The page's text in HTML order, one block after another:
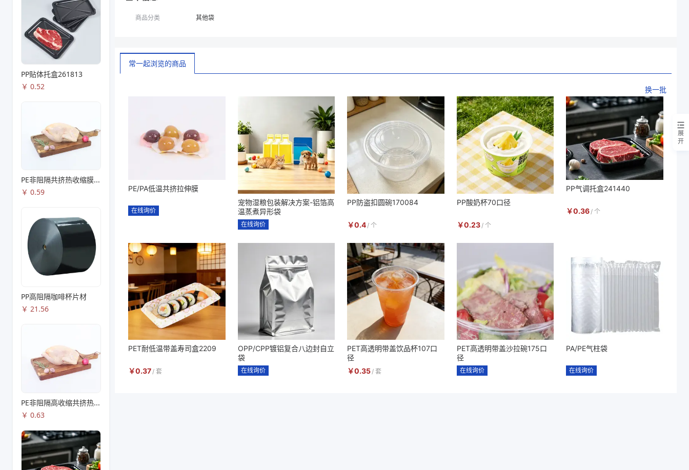
PP贴体托盒261813
￥ 0.52
PE非阻隔共挤热收缩膜S53
￥ 0.59
PP高阻隔咖啡杯片材
￥ 21.56
PE非阻隔高收缩共挤热收缩膜S83
￥ 0.63
商品分类 其他袋
常一起浏览的商品
换一批
PE/PA低温共挤拉伸膜
在线询价
宠物湿粮包装解决方案-铝箔高
温蒸煮异形袋
在线询价
PP防盗扣圆碗170084
￥0.4 / 个
PP酸奶杯70口径
￥0.23 / 个
PP气调托盒241440
￥0.36 / 个
PET耐低温带盖寿司盒2209
￥0.37/ 套
OPP/CPP镀铝复合八边封自立
袋
在线询价
PET高透明带盖饮品杯107口
径
￥0.35/ 套
PET高透明带盖沙拉碗175口
径
在线询价
PA/PE气柱袋
在线询价
展
开